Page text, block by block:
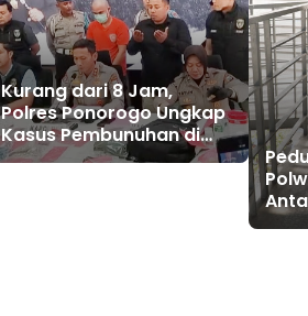
Kurang dari 8 Jam,
Polres Ponorogo Ungkap
Kasus Pembunuhan di
Hutan Sampung,